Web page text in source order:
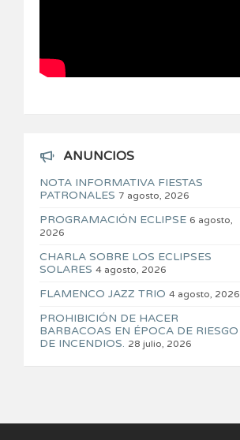
ANUNCIOS
NOTA INFORMATIVA FIESTAS
PATRONALES 7 agosto, 2026
PROGRAMACIÓN ECLIPSE 6 agosto,
2026
CHARLA SOBRE LOS ECLIPSES
SOLARES 4 agosto, 2026
FLAMENCO JAZZ TRIO 4 agosto, 2026
PROHIBICIÓN DE HACER
BARBACOAS EN ÉPOCA DE RIESGO
DE INCENDIOS. 28 julio, 2026